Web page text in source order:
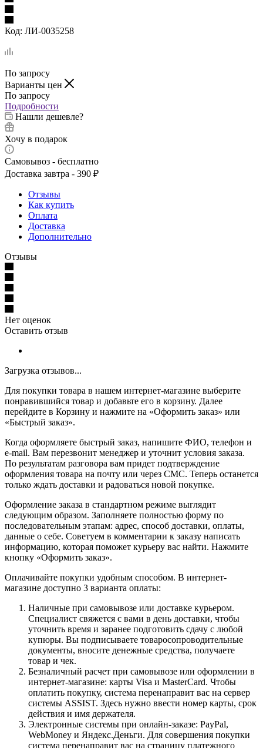
Код: ЛИ-0035258
По запросу
Варианты цен
По запросу
Подробности
Нашли дешевле?
Хочу в подарок
Самовывоз - бесплатно
Доставка завтра - 390 ₽
Отзывы
Как купить
Оплата
Доставка
Дополнительно
Отзывы
Нет оценок
Оставить отзыв
Загрузка отзывов...
Для покупки товара в нашем интернет-магазине выберите
понравившийся товар и добавьте его в корзину. Далее
перейдите в Корзину и нажмите на «Оформить заказ» или
«Быстрый заказ».
Когда оформляете быстрый заказ, напишите ФИО, телефон и
e-mail. Вам перезвонит менеджер и уточнит условия заказа.
По результатам разговора вам придет подтверждение
оформления товара на почту или через СМС. Теперь останется
только ждать доставки и радоваться новой покупке.
Оформление заказа в стандартном режиме выглядит
следующим образом. Заполняете полностью форму по
последовательным этапам: адрес, способ доставки, оплаты,
данные о себе. Советуем в комментарии к заказу написать
информацию, которая поможет курьеру вас найти. Нажмите
кнопку «Оформить заказ».
Оплачивайте покупки удобным способом. В интернет-
магазине доступно 3 варианта оплаты:
Наличные при самовывозе или доставке курьером.
Специалист свяжется с вами в день доставки, чтобы
уточнить время и заранее подготовить сдачу с любой
купюры. Вы подписываете товаросопроводительные
документы, вносите денежные средства, получаете
товар и чек.
Безналичный расчет при самовывозе или оформлении в
интернет-магазине: карты Visa и MasterCard. Чтобы
оплатить покупку, система перенаправит вас на сервер
системы ASSIST. Здесь нужно ввести номер карты, срок
действия и имя держателя.
Электронные системы при онлайн-заказе: PayPal,
WebMoney и Яндекс.Деньги. Для совершения покупки
система перенаправит вас на страницу платежного